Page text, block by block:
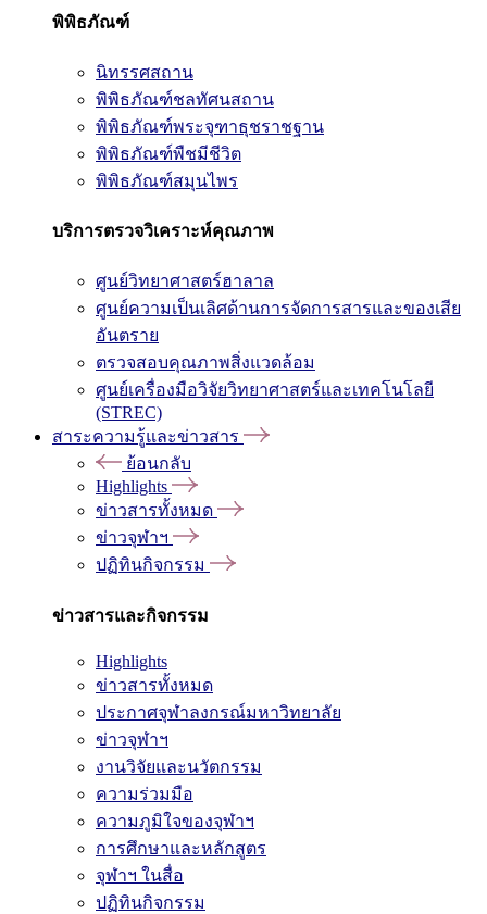
พิพิธภัณฑ์
นิทรรศสถาน
พิพิธภัณฑ์ชลทัศนสถาน
พิพิธภัณฑ์พระจุฑาธุชราชฐาน
พิพิธภัณฑ์พืชมีชีวิต
พิพิธภัณฑ์สมุนไพร
บริการตรวจวิเคราะห์คุณภาพ
ศูนย์วิทยาศาสตร์ฮาลาล
ศูนย์ความเป็นเลิศด้านการจัดการสารและของเสีย
อันตราย
ตรวจสอบคุณภาพสิ่งแวดล้อม
ศูนย์เครื่องมือวิจัยวิทยาศาสตร์และเทคโนโลยี
(STREC)
สาระความรู้และข่าวสาร
ย้อนกลับ
Highlights
ข่าวสารทั้งหมด
ข่าวจุฬาฯ
ปฏิทินกิจกรรม
ข่าวสารและกิจกรรม
Highlights
ข่าวสารทั้งหมด
ประกาศจุฬาลงกรณ์มหาวิทยาลัย
ข่าวจุฬาฯ
งานวิจัยและนวัตกรรม
ความร่วมมือ
ความภูมิใจของจุฬาฯ
การศึกษาและหลักสูตร
จุฬาฯ ในสื่อ
ปฏิทินกิจกรรม